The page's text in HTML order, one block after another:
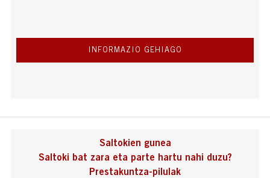
INFORMAZIO GEHIAGO
Saltokien gunea
Saltoki bat zara eta parte hartu nahi duzu?
Prestakuntza-pilulak